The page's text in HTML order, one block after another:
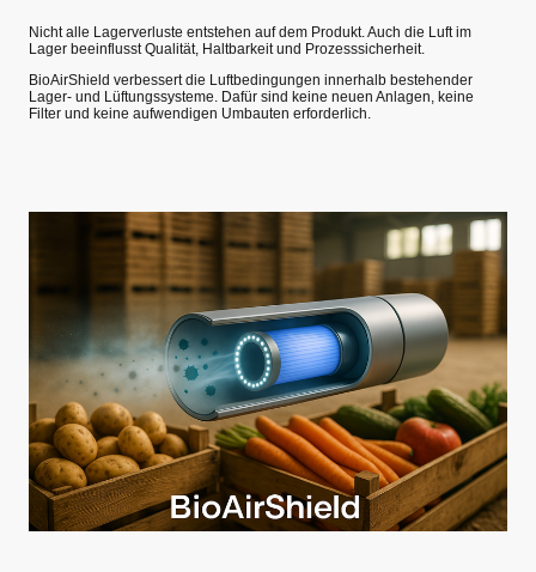
Nicht alle Lagerverluste entstehen auf dem Produkt. Auch die Luft im
Lager beeinflusst Qualität, Haltbarkeit und Prozesssicherheit.
BioAirShield verbessert die Luftbedingungen innerhalb bestehender
Lager- und Lüftungssysteme. Dafür sind keine neuen Anlagen, keine
Filter und keine aufwendigen Umbauten erforderlich.